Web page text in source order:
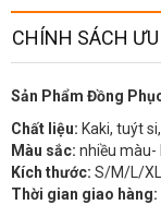
CHÍNH SÁCH
Sản Phẩm Đồng
Chất liệu: Kaki, tuýt
Màu sắc: nhiều màu-
Kích thước: S/M/L/XL
Thời gian giao hàng: